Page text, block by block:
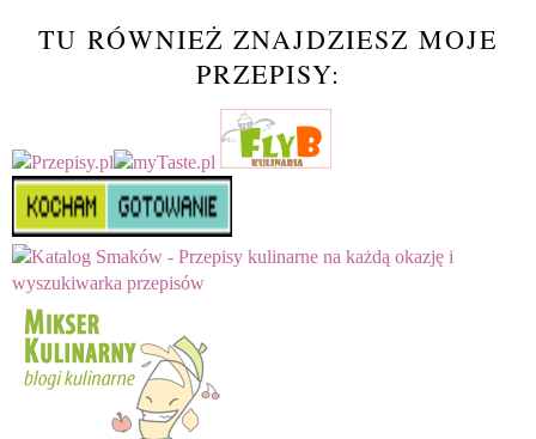
TU RÓWNIEŻ ZNAJDZIESZ MOJE
PRZEPISY: